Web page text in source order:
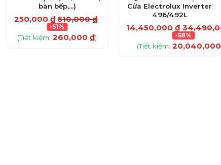
bàn bếp,…)
250,000₫ 510,000₫
-51%
(Tiết kiệm:260,000₫)
Cửa Electrolux Inverter
496/492L
14,450,000 ₫
-58%
(Tiết kiệm: